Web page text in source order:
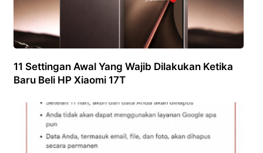
11 Settingan Awal Yang Wajib Dilakukan Ketika
Baru Beli HP Xiaomi 17T